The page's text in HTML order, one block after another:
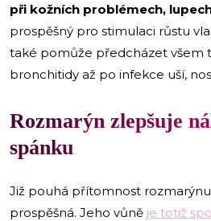
při kožních problémech,
prospěšný pro stimulaci růstu
také pomůže předcházet všem
bronchitidy až po infekce uší,
Rozmarýn zlepšuje
spánku
Již pouhá přítomnost
prospěšná. Jeho vůně je totiž